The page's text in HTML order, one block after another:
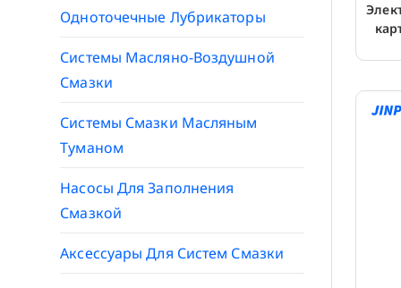
Одноточечные Лубрикаторы
Системы Масляно-Воздушной
Смазки
Системы Смазки Масляным
Туманом
Насосы Для Заполнения
Смазкой
Аксессуары Для Систем Смазки